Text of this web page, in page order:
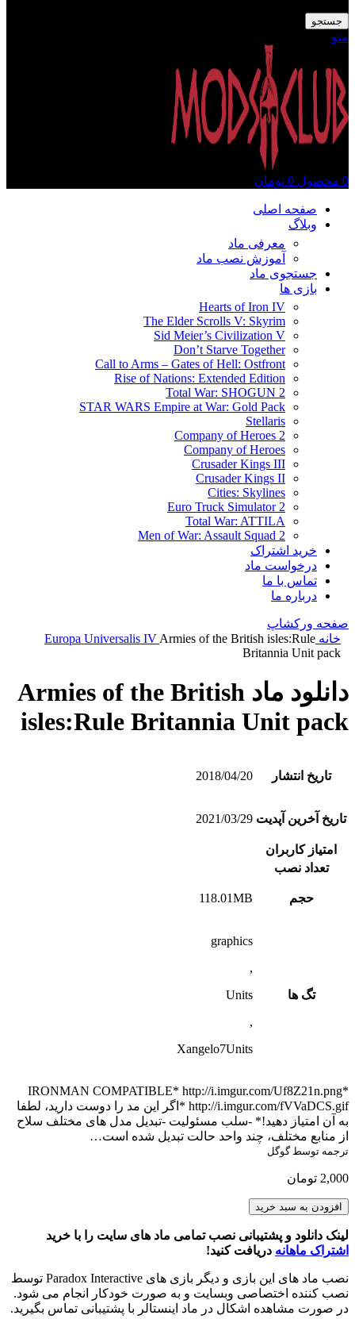
جستجو
منو
0 محصول 0 تومان
صفحه اصلی
وبلاگ
معرفی ماد
آموزش نصب ماد
جستجوی ماد
بازی ها
Hearts of Iron IV
The Elder Scrolls V: Skyrim
Sid Meier’s Civilization V
Don’t Starve Together
Call to Arms – Gates of Hell: Ostfront
Rise of Nations: Extended Edition
Total War: SHOGUN 2
STAR WARS Empire at War: Gold Pack
Stellaris
Company of Heroes 2
Company of Heroes
Crusader Kings III
Crusader Kings II
Cities: Skylines
Euro Truck Simulator 2
Total War: ATTILA
Men of War: Assault Squad 2
خرید اشتراک
درخواست ماد
تماس با ما
درباره ما
صفحه ورکشاپ
خانه
Europa Universalis IV Armies of the British isles:Rule
Britannia Unit pack
دانلود ماد Armies of the British
isles:Rule Britannia Unit pack
تاریخ انتشار 2018/04/20
تاریخ آخرین آپدیت 2021/03/29
امتیاز کاربران
تعداد نصب
حجم 118.01MB
تگ ها
graphics
,
Units
,
Xangelo7Units
*IRONMAN COMPATIBLE* http://i.imgur.com/Uf8Z21n.png
http://i.imgur.com/fVVaDCS.gif *اگر این مد را دوست دارید، لطفا
به آن امتیاز دهید!* -سلب مسئولیت -تبدیل مدل های مختلف سلاح
از منابع مختلف، چند واحد حالت تبدیل شده است…
ترجمه توسط گوگل
2,000 تومان
Armies
of
the
British
isles:Rule
Britannia
Unit
pack
افزودن به سبد خرید
لینک دانلود و پشتیبانی نصب تمامی ماد های سایت را با خرید
اشتراک ماهانه دریافت کنید!
نصب ماد های این بازی و دیگر بازی های Paradox Interactive توسط
نصب کننده اختصاصی وبسایت و به صورت خودکار انجام می شود.
در صورت مشاهده اشکال در ماد اینستالر با پشتیبانی تماس بگیرید.